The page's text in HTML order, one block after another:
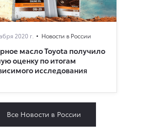
2020 г. Новости в России
масло Toyota получило
оценку по итогам
исследования
Все Новости в России